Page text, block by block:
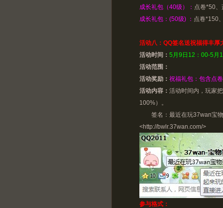
成长礼包（40级）： 点卷*50
成长礼包：(50级) ： 点卷*150
活动八：QQ签名送祝福得丰厚
活动时间： 5月9日12：00-5月
活动范围：
活动奖励： 祝福礼包：包含点
活动内容： 活动时间内，玩家
100%）。
签名：最近在玩37wan宝物
<http://bwlr.37wan.com/>
参与格式：